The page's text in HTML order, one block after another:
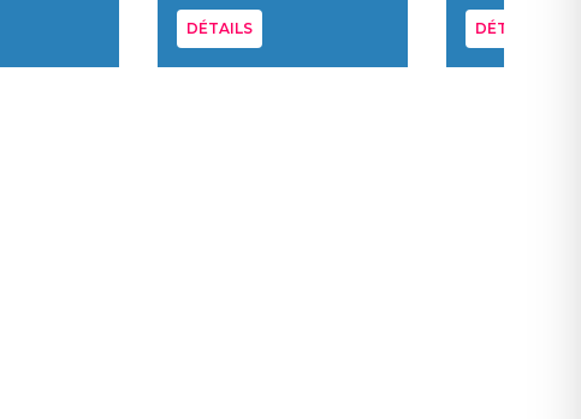
DÉTAILS DÉTAILS